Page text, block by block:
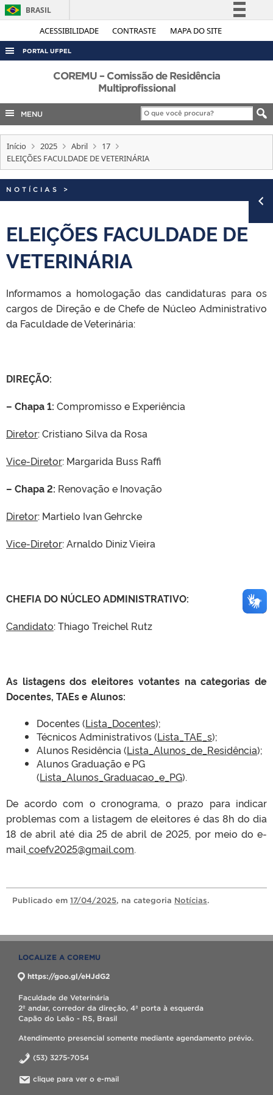
ACESSIBILIDADE CONTRASTE MAPA DO SITE
BRASIL
Simplifique!
Acesso à informação
Legislação
Canais
PORTAL UFPEL
ACESSO À INFORMAÇÃO
COBALTO
CONCURSOS
EDITAIS
TELEFONES
COREMU – Comissão de Residência
Multiprofissional
MENU
Início 2025 Abril
17
ELEIÇÕES FACULDADE DE VETERINÁRIA
NOTÍCIAS >
ELEIÇÕES FACULDADE DE
VETERINÁRIA
Informamos a homologação das candidaturas para os
cargos de Direção e de Chefe de Núcleo Administrativo
da Faculdade de Veterinária:
DIREÇÃO:
– Chapa 1: Compromisso e Experiência
Diretor: Cristiano Silva da Rosa
Vice-Diretor: Margarida Buss Raffi
– Chapa 2: Renovação e Inovação
Diretor: Martielo Ivan Gehrcke
Vice-Diretor: Arnaldo Diniz Vieira
CHEFIA DO NÚCLEO ADMINISTRATIVO:
Candidato: Thiago Treichel Rutz
As listagens dos eleitores votantes na categorias de
Docentes, TAEs e Alunos:
Docentes (Lista_Docentes);
Técnicos Administrativos (Lista_TAE_s);
Alunos Residência (Lista_Alunos_de_Residência);
Alunos Graduação e PG
(Lista_Alunos_Graduacao_e_PG).
De acordo com o cronograma, o prazo para indicar
problemas com a listagem de eleitores é das 8h do dia
18 de abril até dia 25 de abril de 2025, por meio do e-
mailcoefv2025@gmail.com.
Publicado em 17/04/2025, na categoria Notícias.
LOCALIZE A COREMU
https://goo.gl/eHJdG2
Faculdade de Veterinária
2º andar, corredor da direção, 4ª porta à esquerda
Capão do Leão - RS, Brasil
Atendimento presencial somente mediante agendamento prévio.
(53) 3275-7054
clique para ver o e-mail